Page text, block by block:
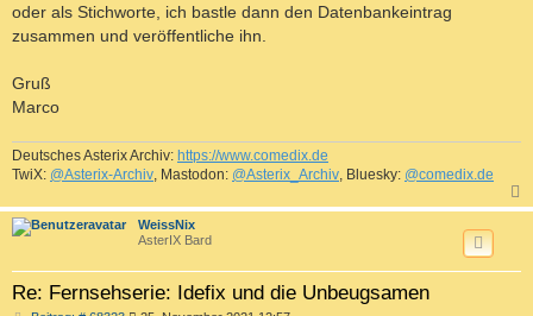
oder als Stichworte, ich bastle dann den Datenbankeintrag
zusammen und veröffentliche ihn.
Gruß
Marco
Deutsches Asterix Archiv: https://www.comedix.de
TwiX: @Asterix-Archiv , Mastodon: @Asterix_Archiv , Bluesky: @comedix.de
a
WeissNix
AsterIX Bard
Re: Fernsehserie: Idefix und die Unbeugsamen